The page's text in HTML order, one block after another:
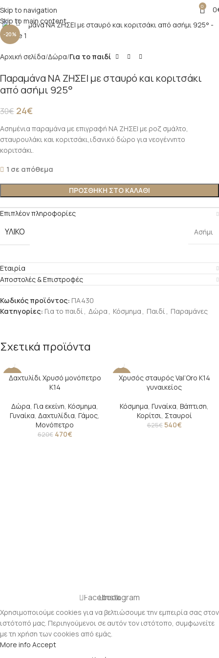
Skip to navigation
Skip to main content
0 0
-20%
Click to enlarge
Αρχική σελίδα Δώρα Για το παιδί
Παραμάνα ΝΑ ΖΗΣΕΙ με σταυρό και κοριτσάκι
από ασήμι 925°
30€ 24€
Ασημένια παραμάνα με επιγραφή ΝΑ ΖΗΣΕΙ με ροζ σμάλτο,
σταυρουλάκι και κοριτσάκι,ιδανικό δώρο για νεογέννητο
κοριτσάκι.
1 σε απόθεμα
ΠΡΟΣΘΉΚΗ ΣΤΟ ΚΑΛΆΘΙ
Επιπλέον πληροφορίες
ΥΛΙΚΌ Ασήμι
Εταιρία
Αποστολές & Επιστροφές
Κωδικός προϊόντος: ΠA430
Κατηγορίες: Για το παιδί, Δώρα , Κόσμημα , Παιδί, Παραμάνες
Σχετικά προϊόντα
-24%
Δαχτυλίδι Χρυσό μονόπετρο
Κ14
Δώρα, Για εκείνη, Κόσμημα,
Γυναίκα, Δαχτυλίδια, Γάμος,
Μονόπετρο
620€ 470€
-14%
Χρυσός σταυρός Val’Oro Κ14
γυναικείος
Κόσμημα, Γυναίκα, Βάπτιση,
Κορίτσι, Σταυροί
625€ 540€
FacebookInstagram
Χρησιμοποιούμε cookies για να βελτιώσουμε την εμπειρία σας στον
ιστότοπό μας. Περιηγούμενοι σε αυτόν τον ιστότοπο, συμφωνείτε
με τη χρήση των cookies από εμάς.
More info Accept